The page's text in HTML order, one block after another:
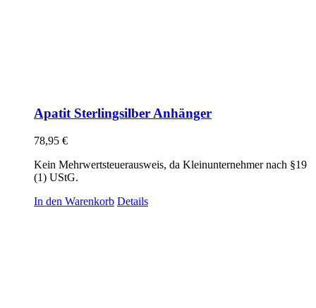
Apatit Sterlingsilber Anhänger
78,95 €
Kein Mehrwertsteuerausweis, da Kleinunternehmer nach §19
(1) UStG.
In den Warenkorb Details